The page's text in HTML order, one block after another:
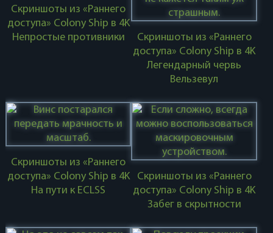
Скриншоты из «Раннего
доступа» Colony Ship в 4K
Непростые противники
Скриншоты из «Раннего
доступа» Colony Ship в 4K
Легендарный червь
Вельзевул
Скриншоты из «Раннего
доступа» Colony Ship в 4K
На пути к ECLSS
Скриншоты из «Раннего
доступа» Colony Ship в 4K
Забег в скрытности